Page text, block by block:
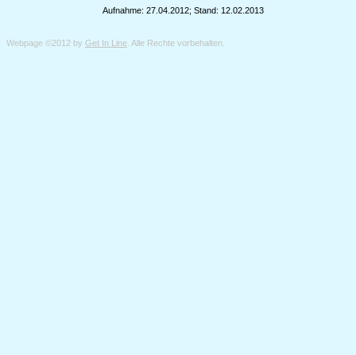
Aufnahme: 27.04.2012; Stand: 12.02.2013
Webpage ©2012 by Get In Line . Alle Rechte vorbehalten.